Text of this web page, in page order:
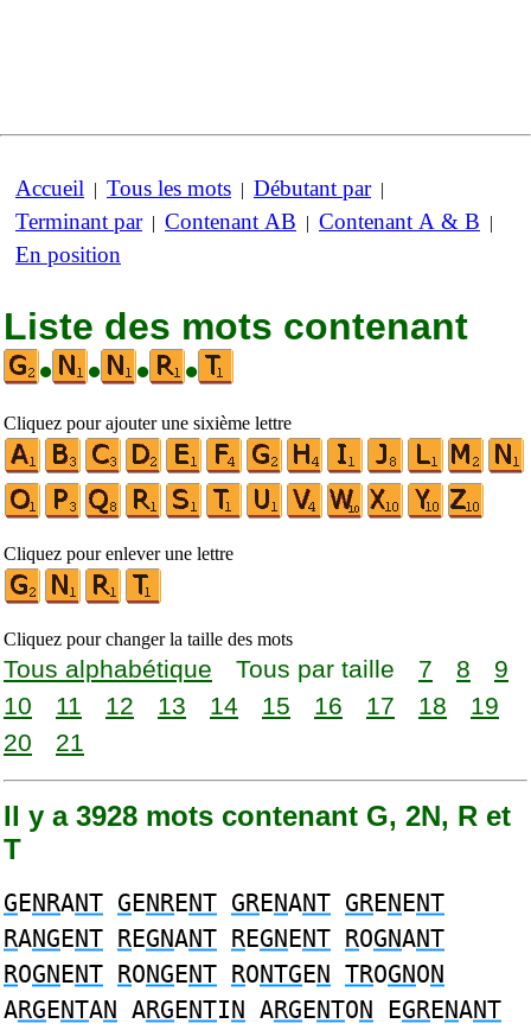
Accueil | Tous les mots | Débutant par|
Terminant par| Contenant AB | Contenant A & B |
En position
Liste des mots contenant
•
• • •
Cliquez pour ajouter une sixième lettre
Cliquez pour enlever une lettre
Cliquez pour changer la taille des mots
Tous alphabétique Tous par taille 7 8
9
10
11 12 13 14 15 16 17 18
19
20
21
Il y a 3928 mots contenant G, 2N, R et
T
GENRANT GENRENT GRENANT GRENENT
RANGENT REGNANT REGNENT ROGNANT
ROGNENT RONGENT RONTGEN TROGNON
ARGENTAN ARGENTIN ARGENTON EGRENANT